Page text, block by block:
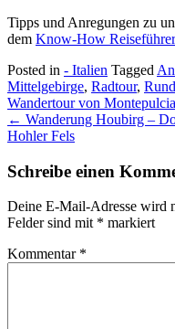
Tipps und Anregungen zu
dem Know-How Reiseführer
Posted in - Italien Tagged
Mittelgebirge, Radtour,
Post
navigation
Wandertour von
← Wanderung Houbirg –
Hohler Fels
Schreibe einen
Deine E-Mail-Adresse wird
Felder sind mit * markiert
Kommentar *